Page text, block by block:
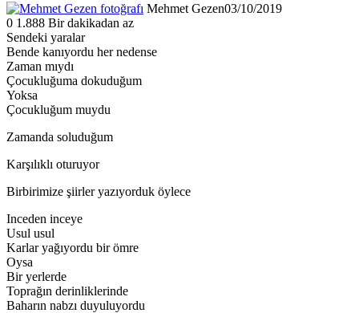
Mehmet Gezen03/10/2019
0 1.888 Bir dakikadan az
Sendeki yaralar
Bende kanıyordu her nedense
Zaman mıydı
Çocukluğuma dokuduğum
Yoksa
Çocukluğum muydu
Zamanda soluduğum
Karşılıklı oturuyor
Birbirimize şiirler yazıyorduk öylece
Inceden inceye
Usul usul
Karlar yağıyordu bir ömre
Oysa
Bir yerlerde
Toprağın derinliklerinde
Baharın nabzı duyuluyordu